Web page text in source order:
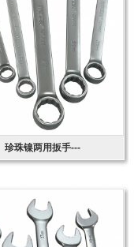
珍珠镍两用扳手---